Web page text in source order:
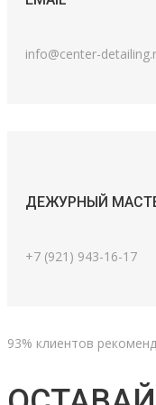
info@center-
ДЕЖУРНЫЙ
+7 (921) 943-16-17
93% клиентов